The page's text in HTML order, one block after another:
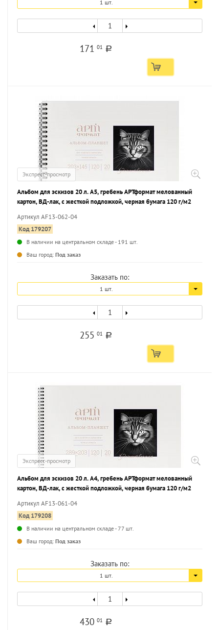
1 шт.
17101 a
Экспресс-просмотр
Альбом для эскизов 20 л. А5, гребень АРТформат мелованный
картон, ВД-лак, с жесткой подложкой, черная бумага 120 г/м2
Артикул AF13-062-04
Код 179207
В наличии на центральном складе - 191 шт.
Ваш город: Под заказ
Заказать по:
1 шт.
25501 a
Экспресс-просмотр
Альбом для эскизов 20 л. А4, гребень АРТформат мелованный
картон, ВД-лак, с жесткой подложкой, черная бумага 120 г/м2
Артикул AF13-061-04
Код 179208
В наличии на центральном складе - 77 шт.
Ваш город: Под заказ
Заказать по:
1 шт.
43001 a